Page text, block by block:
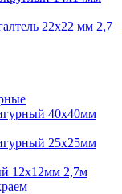
22х22 мм 2,7
40х40мм
25х25мм
12х12мм 2,7м